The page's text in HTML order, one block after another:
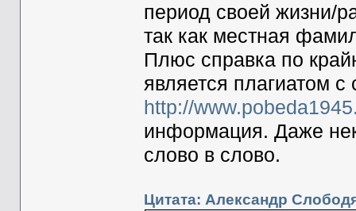
период своей жизни/
так как местная
Плюс справка по
является плагиатом с
http://
информация. Даже
слово в слово.
Цитата: Александр